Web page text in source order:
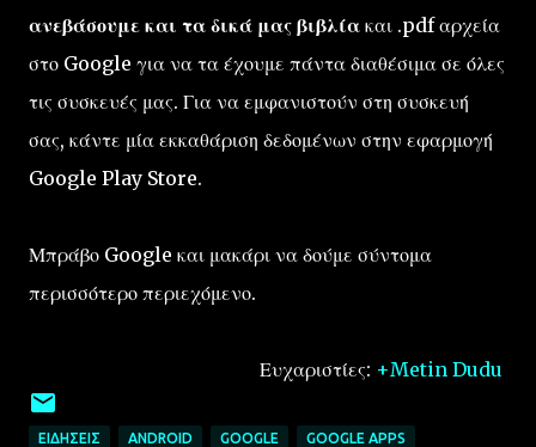
ανεβάσουμε και τα δικά μας βιβλία και .pdf αρχεία
στο Google για να τα έχουμε πάντα διαθέσιμα σε όλες
τις συσκευές μας. Για να εμφανιστούν στη συσκευή
σας, κάντε μία εκκαθάριση δεδομένων στην εφαρμογή
Google Play Store.
Μπράβο Google και μακάρι να δούμε σύντομα
περισσότερο περιεχόμενο.
Ευχαριστίες: +Metin Dudu
ΕΙΔΉΣΕΙΣ ANDROID GOOGLE GOOGLE APPS